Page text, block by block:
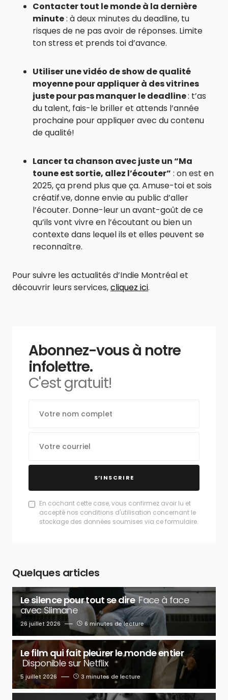
Contacter tout le monde à la dernière
minute: à deux minutes du deadline, tu
risques de ne pas avoir de réponses. Limite
ton stress et prends toi d’avance.
Utiliser une vidéo de show de qualité
moyenne pour appliquer à des vitrines
juste pour pas manquer le deadline: t’as
du talent, fais-le briller et attends l’année
prochaine pour appliquer avec du contenu
de qualité!
Lancer ta chanson avec juste un “Ma
toune est sortie, allez l’écouter” : on est en
2025, ça prend plus que ça. Amuse-toi et sois
créatif.ve, donne envie au public d’aller
l’écouter. Donne-leur un avant-goût de ce
qu’ils vont vivre en l’écoutant ou bien un
contexte dans lequel ils et elles peuvent se
reconnaître.
Pour suivre les actualités d’Indie Montréal et
découvrir leurs services,cliquez ici.
Abonnez-vous à notre
infolettre.
C'est gratuit!
S’INSCRIRE
En cochant cette case, vous confirmez avoir lu et
accepté nos conditions d'utilisation concernant le
stockage des données soumises via ce formulaire.
Quelques articles
Le silence pour tout se dire Face à face
avec Slimane
26 juillet 2026 6 minutes de lecture
Le film qui fait pleurer le monde entier
Disponible sur Netflix
5 juillet 2026 3 minutes de lecture